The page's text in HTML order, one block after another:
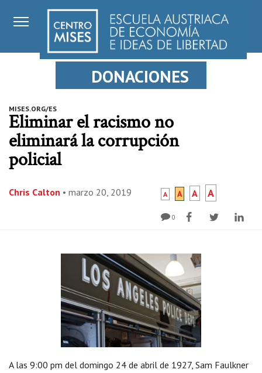
DONACIONES
MISES.ORG/ES
Eliminar el racismo no
eliminará la corrupción
policial
Chris Calton • marzo 20, 2019 A A A A
0
A las 9:00 pm del domingo 24 de abril de 1927, Sam Faulkner